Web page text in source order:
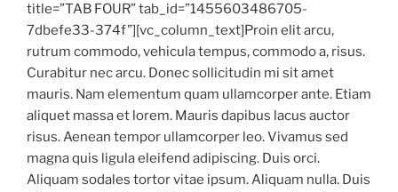
title=”TAB FOUR” tab_id=”1455603486705-
7dbefe33-374f”][vc_column_text]Proin elit arcu,
rutrum commodo, vehicula tempus, commodo a, risus.
Curabitur nec arcu. Donec sollicitudin mi sit amet
mauris. Nam elementum quam ullamcorper ante. Etiam
aliquet massa et lorem. Mauris dapibus lacus auctor
risus. Aenean tempor ullamcorper leo. Vivamus sed
magna quis ligula eleifend adipiscing. Duis orci.
Aliquam sodales tortor vitae ipsum. Aliquam nulla. Duis